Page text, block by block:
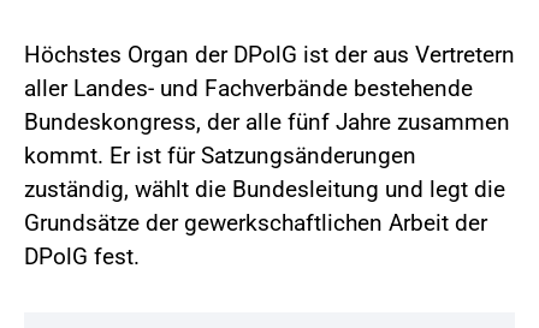
Höchstes Organ der DPolG ist der aus Vertretern
aller Landes- und Fachverbände bestehende
Bundeskongress, der alle fünf Jahre zusammen
kommt. Er ist für Satzungsänderungen
zuständig, wählt die Bundesleitung und legt die
Grundsätze der gewerkschaftlichen Arbeit der
DPolG fest.